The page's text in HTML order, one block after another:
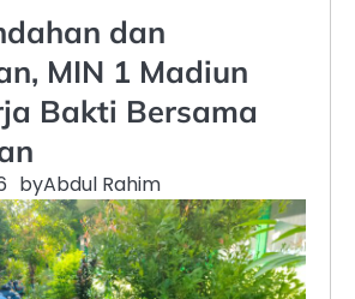
dan
MIN 1 Madiun
Bakti Bersama
byAbdul Rahim